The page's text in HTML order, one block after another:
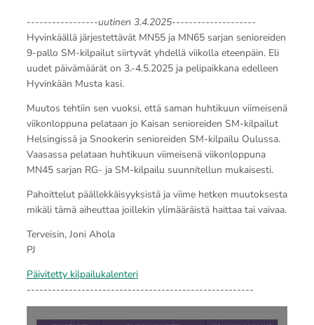
-----------------uutinen 3.4.2025--------------------
Hyvinkäällä järjestettävät MN55 ja MN65 sarjan senioreiden
9-pallo SM-kilpailut siirtyvät yhdellä viikolla eteenpäin. Eli
uudet päivämäärät on 3.-4.5.2025 ja pelipaikkana edelleen
Hyvinkään Musta kasi.
Muutos tehtiin sen vuoksi, että saman huhtikuun viimeisenä
viikonloppuna pelataan jo Kaisan senioreiden SM-kilpailut
Helsingissä ja Snookerin senioreiden SM-kilpailu Oulussa.
Vaasassa pelataan huhtikuun viimeisenä viikonloppuna
MN45 sarjan RG- ja SM-kilpailu suunnitellun mukaisesti.
Pahoittelut päällekkäisyyksistä ja viime hetken muutoksesta
mikäli tämä aiheuttaa joillekin ylimääräistä haittaa tai vaivaa.
Terveisin, Joni Ahola
PJ
Päivitetty kilpailukalenteri
------------------------------------------------------